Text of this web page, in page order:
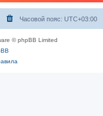
Часовой пояс: UTC+03:00
© phpBB Limited